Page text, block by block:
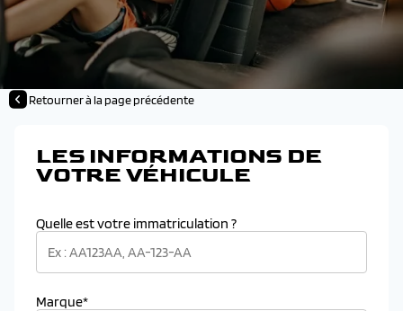
Retourner à la page précédente
LES INFORMATIONS DE
VOTRE VÉHICULE
Quelle est votre immatriculation ?
Marque*